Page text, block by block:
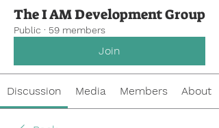
The I AM Development Group
Public · 59 members
Join
Discussion Media Members About